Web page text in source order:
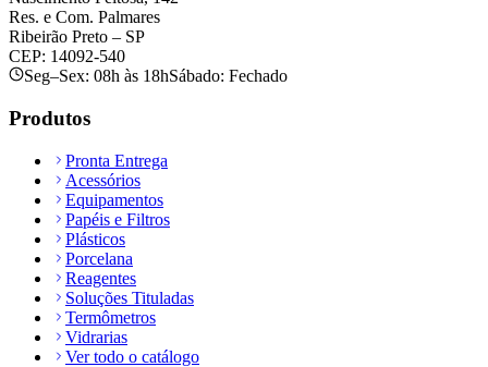
Res. e Com. Palmares
Ribeirão Preto – SP
CEP: 14092-540
Seg–Sex: 08h às 18hSábado: Fechado
Produtos
Pronta Entrega
Acessórios
Equipamentos
Papéis e Filtros
Plásticos
Porcelana
Reagentes
Soluções Tituladas
Termômetros
Vidrarias
Ver todo o catálogo